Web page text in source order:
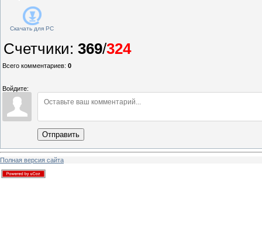
Скачать для PC
Счетчики: 369/324
Всего комментариев: 0
Войдите:
Отправить
Полная версия сайта